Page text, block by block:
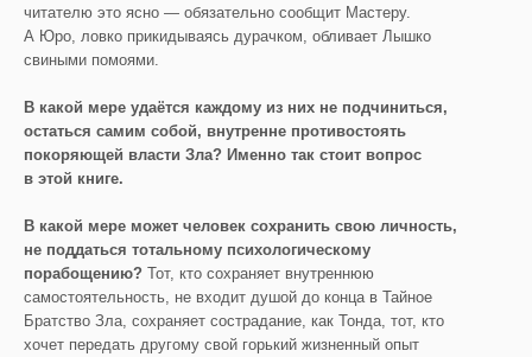
читателю это ясно — обязательно сообщит Мастеру.
А Юро, ловко прикидываясь дурачком, обливает Лышко
свиными помоями.
В какой мере удаётся каждому из них не подчиниться,
остаться самим собой, внутренне противостоять
покоряющей власти Зла? Именно так стоит вопрос
в этой книге.
В какой мере может человек сохранить свою личность,
не поддаться тотальному психологическому
порабощению? Тот, кто сохраняет внутреннюю
самостоятельность, не входит душой до конца в Тайное
Братство Зла, сохраняет сострадание, как Тонда, тот, кто
хочет передать другому свой горький жизненный опыт